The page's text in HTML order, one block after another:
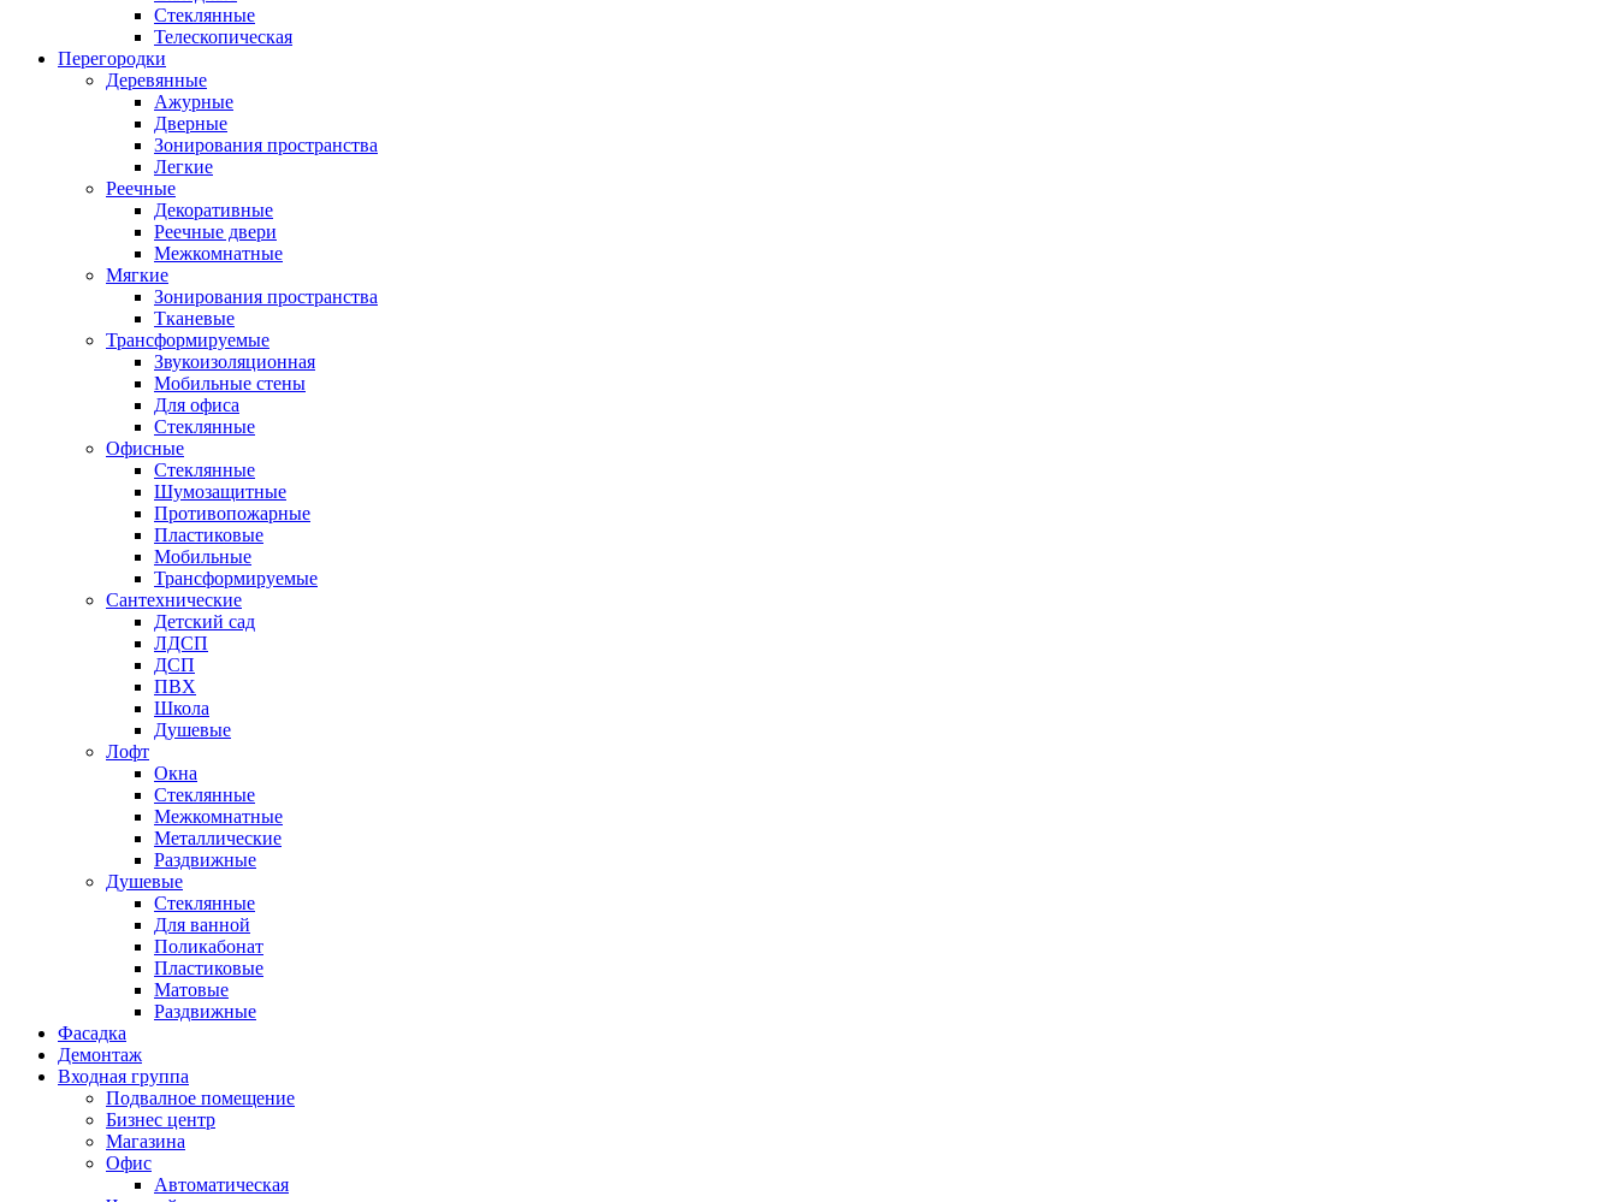
Стеклянные
Телескопическая
Перегородки
Деревянные
Ажурные
Дверные
Зонирования пространства
Легкие
Реечные
Декоративные
Реечные двери
Межкомнатные
Мягкие
Зонирования пространства
Тканевые
Трансформируемые
Звукоизоляционная
Мобильные стены
Для офиса
Стеклянные
Офисные
Стеклянные
Шумозащитные
Противопожарные
Пластиковые
Мобильные
Трансформируемые
Сантехнические
Детский сад
ЛДСП
ДСП
ПВХ
Школа
Душевые
Лофт
Окна
Стеклянные
Межкомнатные
Металлические
Раздвижные
Душевые
Стеклянные
Для ванной
Поликабонат
Пластиковые
Матовые
Раздвижные
Фасадка
Демонтаж
Входная группа
Подвалное помещение
Бизнес центр
Магазина
Офис
Автоматическая